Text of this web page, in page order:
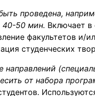
проведена,
40-50 мин. Включает в
факультетов и/
студенческих
от набора